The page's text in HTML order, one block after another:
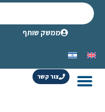
ממשק שותף
צור קשר